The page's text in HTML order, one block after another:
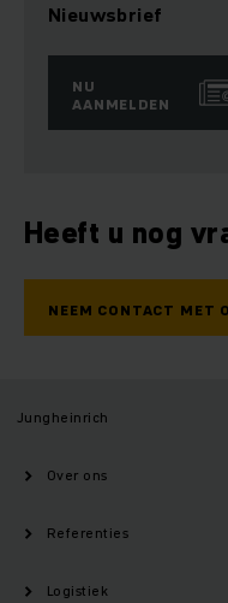
Nieuwsbrief
NU
AANMELDEN
Heeft u nog
NEEM CONTACT MET
Jungheinrich
Over ons
Referenties
Logistiek